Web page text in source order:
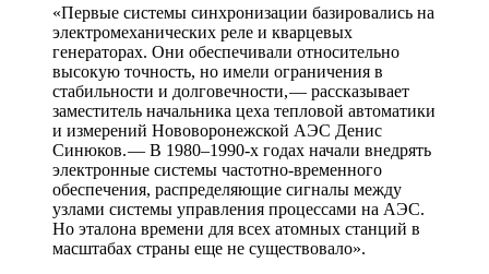
«Первые системы синхронизации базировались на
электромеханических реле и кварцевых
генераторах. Они обеспечивали относительно
высокую точность, но имели ограничения в
стабильности и долговечности, — ​рассказывает
заместитель начальника цеха тепловой автоматики
и измерений Нововоронежской АЭС Денис
Синюков. — ​В 1980–1990‑х годах начали внедрять
электронные системы частотно-временного
обеспечения, распределяющие сигналы между
узлами системы управления процессами на АЭС.
Но эталона времени для всех атомных станций в
масштабах страны еще не существовало».